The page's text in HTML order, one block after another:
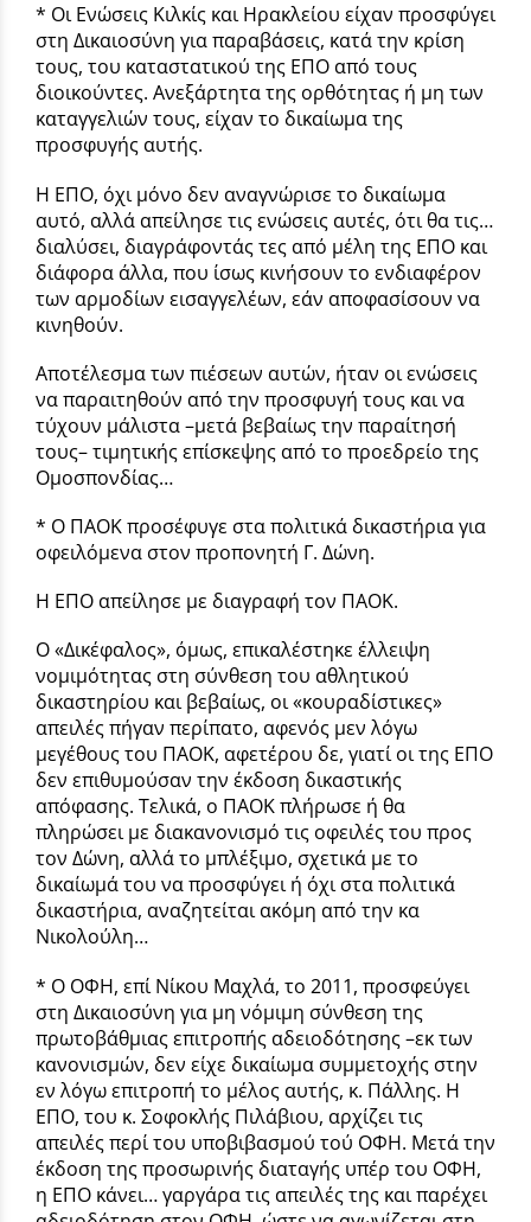
* Οι Ενώσεις Κιλκίς και Ηρακλείου είχαν προσφύγει
στη Δικαιοσύνη για παραβάσεις, κατά την κρίση
τους, του καταστατικού της ΕΠΟ από τους
διοικούντες. Ανεξάρτητα της ορθότητας ή μη των
καταγγελιών τους, είχαν το δικαίωμα της
προσφυγής αυτής.
Η ΕΠΟ, όχι μόνο δεν αναγνώρισε το δικαίωμα
αυτό, αλλά απείλησε τις ενώσεις αυτές, ότι θα τις…
διαλύσει, διαγράφοντάς τες από μέλη της ΕΠΟ και
διάφορα άλλα, που ίσως κινήσουν το ενδιαφέρον
των αρμοδίων εισαγγελέων, εάν αποφασίσουν να
κινηθούν.
Αποτέλεσμα των πιέσεων αυτών, ήταν οι ενώσεις
να παραιτηθούν από την προσφυγή τους και να
τύχουν μάλιστα –μετά βεβαίως την παραίτησή
τους– τιμητικής επίσκεψης από το προεδρείο της
Ομοσπονδίας…
* Ο ΠΑΟΚ προσέφυγε στα πολιτικά δικαστήρια για
οφειλόμενα στον προπονητή Γ. Δώνη.
Η ΕΠΟ απείλησε με διαγραφή τον ΠΑΟΚ.
Ο «Δικέφαλος», όμως, επικαλέστηκε έλλειψη
νομιμότητας στη σύνθεση του αθλητικού
δικαστηρίου και βεβαίως, οι «κουραδίστικες»
απειλές πήγαν περίπατο, αφενός μεν λόγω
μεγέθους του ΠΑΟΚ, αφετέρου δε, γιατί οι της ΕΠΟ
δεν επιθυμούσαν την έκδοση δικαστικής
απόφασης. Τελικά, ο ΠΑΟΚ πλήρωσε ή θα
πληρώσει με διακανονισμό τις οφειλές του προς
τον Δώνη, αλλά το μπλέξιμο, σχετικά με το
δικαίωμά του να προσφύγει ή όχι στα πολιτικά
δικαστήρια, αναζητείται ακόμη από την κα
Νικολούλη…
* Ο ΟΦΗ, επί Νίκου Μαχλά, το 2011, προσφεύγει
στη Δικαιοσύνη για μη νόμιμη σύνθεση της
πρωτοβάθμιας επιτροπής αδειοδότησης –εκ των
κανονισμών, δεν είχε δικαίωμα συμμετοχής στην
εν λόγω επιτροπή το μέλος αυτής, κ. Πάλλης. Η
ΕΠΟ, του κ. Σοφοκλής Πιλάβιου, αρχίζει τις
απειλές περί του υποβιβασμού τού ΟΦΗ. Μετά την
έκδοση της προσωρινής διαταγής υπέρ του ΟΦΗ,
η ΕΠΟ κάνει… γαργάρα τις απειλές της και παρέχει